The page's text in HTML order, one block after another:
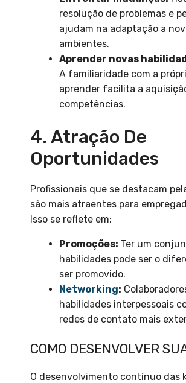
resolução de problemas e
ajudam na adaptação a
ambientes.
Aprender novas
A familiaridade com a
aprender facilita a
competências.
4. Atração De
Oportunidades
Profissionais que se destacam
são mais atraentes para
Isso se reflete em:
Promoções: Ter um
habilidades pode ser o
ser promovido.
Networking:
habilidades interpessoais
redes de contato mais
COMO DESENVOLVER
O desenvolvimento contínuo das